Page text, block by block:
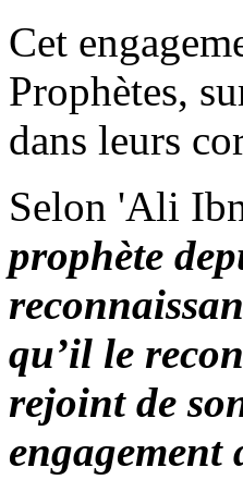
Cet
Prophètes,
dans leurs
Selon 'Ali
prophète
qu’il le
rejoint de
engagement